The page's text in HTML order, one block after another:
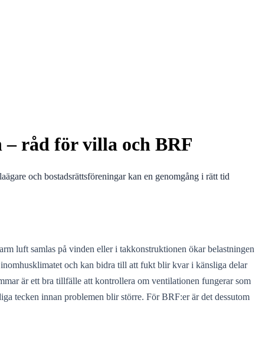
råd för villa och BRF
och bostadsrättsföreningar kan en genomgång i rätt tid
luft samlas på vinden eller i takkonstruktionen ökar belastningen
och kan bidra till att fukt blir kvar i känsliga delar
är ett bra tillfälle att kontrollera om ventilationen fungerar som
tecken innan problemen blir större. För BRF:er är det dessutom